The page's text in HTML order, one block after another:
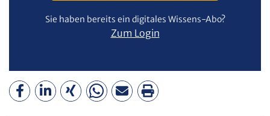
Sie haben bereits ein digitales Wissens-Abo?
Zum Login